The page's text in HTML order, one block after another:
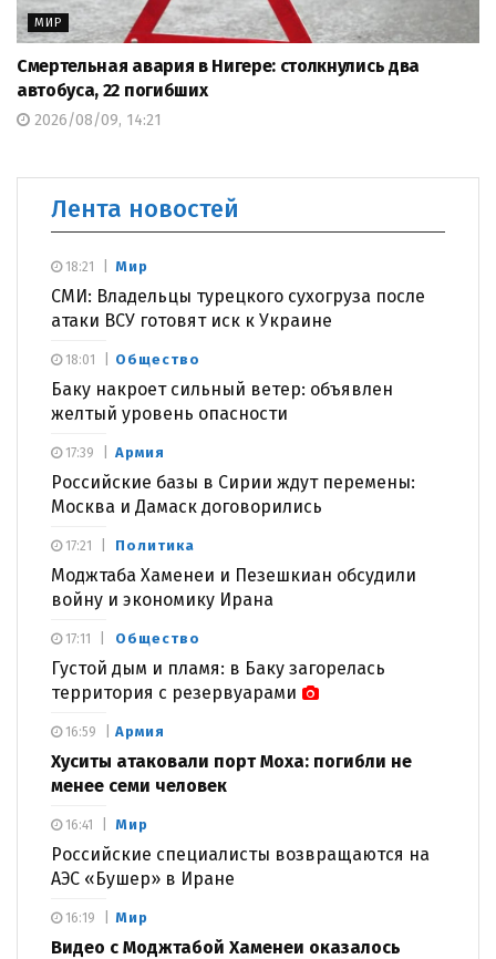
МИР
Смертельная авария в Нигере: столкнулись два
автобуса, 22 погибших
2026/08/09, 14:21
Лента новостей
Мир
СМИ: Владельцы турецкого сухогруза после
атаки ВСУ готовят иск к Украине
18:21
Общество
Баку накроет сильный ветер: объявлен
желтый уровень опасности
18:01
Армия
Российские базы в Сирии ждут перемены:
Москва и Дамаск договорились
17:39
Политика
Моджтаба Хаменеи и Пезешкиан обсудили
войну и экономику Ирана
17:21
Общество
Густой дым и пламя: в Баку загорелась
территория с резервуарами
17:11
Армия
Хуситы атаковали порт Моха: погибли не
менее семи человек
16:59
Мир
Российские специалисты возвращаются на
АЭС «Бушер» в Иране
16:41
Мир
Видео с Моджтабой Хаменеи оказалось
16:19